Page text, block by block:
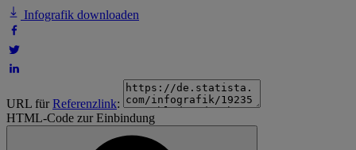
Infografik downloaden
URL fürReferenzlink:
HTML-Code zur Einbindung